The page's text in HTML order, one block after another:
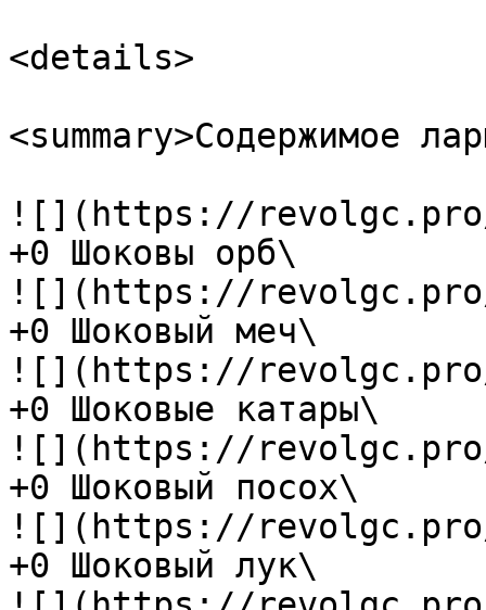
<details>
<summary>Содержимое
![](https://revolgc.pro/
+0 Шоковы орб\
![](https://revolgc.pro/
+0 Шоковый меч\
![](https://revolgc.pro/
+0 Шоковые катары\
![](https://revolgc.pro/
+0 Шоковый посох\
![](https://revolgc.pro/
+0 Шоковый лук\